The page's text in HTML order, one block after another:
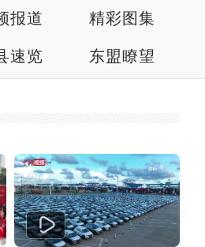
报道 精彩图集
速览 东盟瞭望